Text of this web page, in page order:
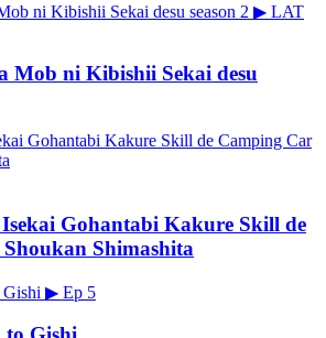
▶ LAT
Mob ni Kibishii Sekai desu
Isekai Gohantabi Kakure Skill de
Shimashita
▶ Ep 5